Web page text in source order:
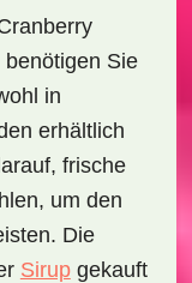
Sie
in
erhältlich
frische
um den
Die
Sirupgekauft